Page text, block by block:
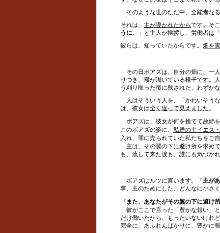
そのような世のただ中、全能者な
それは、 主が導かれたからです。そ
うに。
」と主人が挨拶し、労働者は「
彼らは、知っていたからです。 畑を
その日ボアズは、自分の畑に、一
りつき、喉が渇いている様子です。
う刈り取った後に残された、わずか
人はそういう人を、「かわいそう
は、彼女は全く違って見えました。
ボアズは、彼女が何を捨てて故郷
このボアズの姿に、 私達の主イエス
入れ、罪に売られていた私たちをご
主は、その翼の下に避け所を求め
も、流して来た涙も、誰にも気づか
ボアズはルツに言います。『主が
事、主のためにした、どんなに小さ
『 また、あなたがその翼の下に避け
彼がここで言った「豊かな報い」
だけ働いたから、もったいないけれ
完全に、あふれんばかりに、豊かに